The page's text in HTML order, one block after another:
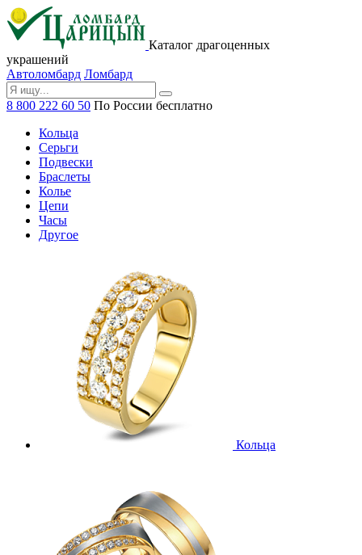
Каталог драгоценных
украшений
Автоломбард Ломбард
8 800 222 60 50 По России бесплатно
Кольца
Серьги
Подвески
Браслеты
Колье
Цепи
Часы
Другое
Кольца